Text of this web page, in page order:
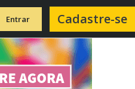
Entrar Cadastre-se